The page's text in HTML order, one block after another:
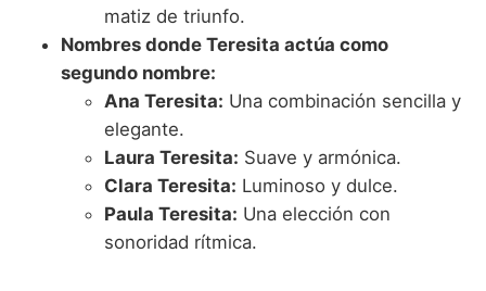
matiz de triunfo.
Nombres donde Teresita actúa como
segundo nombre:
Ana Teresita: Una combinación sencilla y
elegante.
Laura Teresita: Suave y armónica.
Clara Teresita: Luminoso y dulce.
Paula Teresita: Una elección con
sonoridad rítmica.